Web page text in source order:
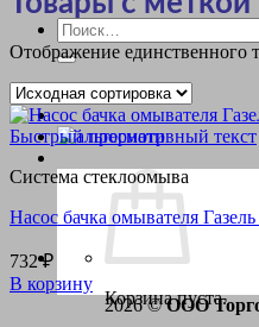
Искать:
Корзина пуста.
Отображение единственного
Быстрый просмотр
Система стеклоомыва
Насос бачка омывателя
732₽
В корзину
2026 ©ООО